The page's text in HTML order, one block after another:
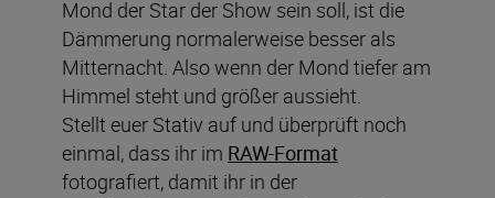
Mond der Star der Show sein soll, ist die
Dämmerung normalerweise besser als
Mitternacht. Also wenn der Mond tiefer am
Himmel steht und größer aussieht.
Stellt euer Stativ auf und überprüft noch
einmal, dass ihr im RAW-Format
fotografiert, damit ihr in der